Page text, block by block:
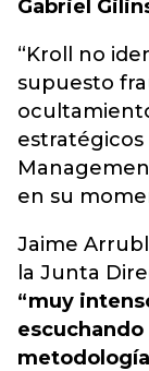
Gabriel
“Kroll no
supuesto
estratégicos
en su
Jaime
la Junta
“muy
escuchando